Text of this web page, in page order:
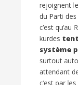
rejoignent
du Parti
c’est qu’au
kurdes
système
surtout
attendant
c’est par